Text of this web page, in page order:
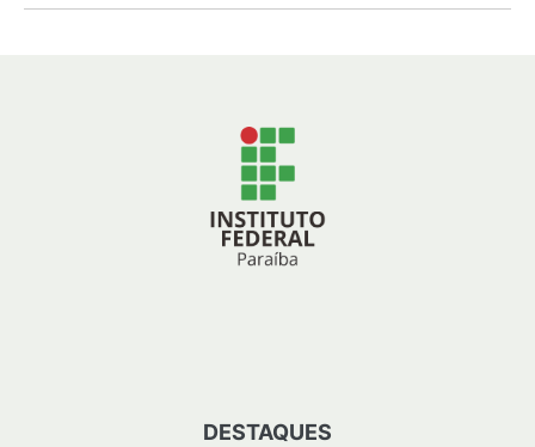
DESTAQUES